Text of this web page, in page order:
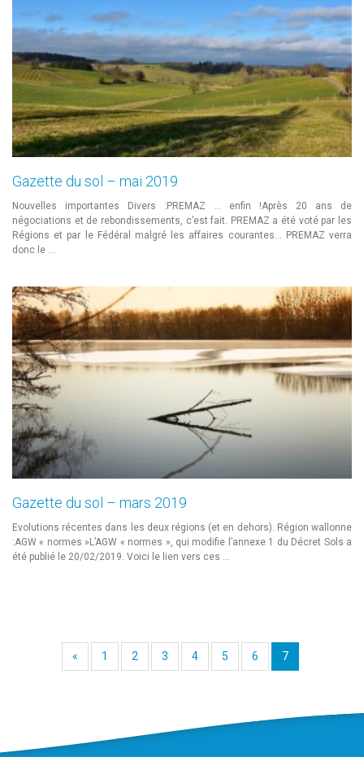
Gazette du sol – mai 2019
Nouvelles importantes Divers :PREMAZ … enfin !Après 20 ans de
négociations et de rebondissements, c’est fait. PREMAZ a été voté par les
Régions et par le Fédéral malgré les affaires courantes… PREMAZ verra
donc le …
Gazette du sol – mars 2019
Evolutions récentes dans les deux régions (et en dehors). Région wallonne
:AGW « normes »L’AGW « normes », qui modifie l’annexe 1 du Décret Sols a
été publié le 20/02/2019. Voici le lien vers ces …
« 1 2 3 4 5 6 7